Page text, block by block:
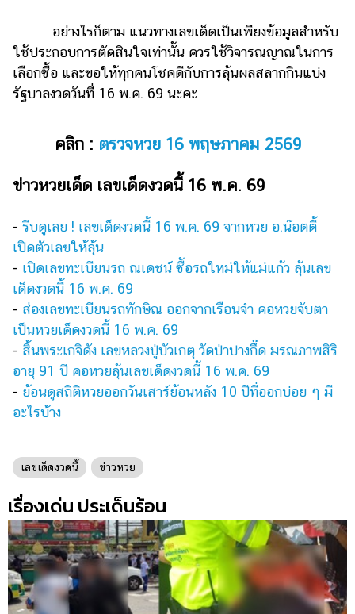
ถือ
ราคา
ทอง
น้ำมัน
วา
ตี้
แต่งงาน
แม่
และ
เด็ก
สัตว์
เลี้ยง
Infographic
บริการ
กระปุก
คอร์ส
ออนไลน์
เรียน
เลข
อย่างไรก็ตาม แนวทางเลขเด็ดเป็นเพียงข้อมูลสำหรับ
ใช้ประกอบการตัดสินใจเท่านั้น ควรใช้วิจารณญาณในการ
เลือกซื้อ และขอให้ทุกคนโชคดีกับการลุ้นผลสลากกินแบ่ง
รัฐบาลงวดวันที่ 16 พ.ค. 69 นะคะ
คลิก : ตรวจหวย 16 พฤษภาคม 2569
ข่าวหวยเด็ด เลขเด็ดงวดนี้ 16 พ.ค. 69
- รีบดูเลย ! เลขเด็ดงวดนี้ 16 พ.ค. 69 จากหวย อ.น๊อตตี้
เปิดตัวเลขให้ลุ้น
- เปิดเลขทะเบียนรถ ณเดชน์ ซื้อรถใหม่ให้แม่แก้ว ลุ้นเลข
เด็ดงวดนี้ 16 พ.ค. 69
- ส่องเลขทะเบียนรถทักษิณ ออกจากเรือนจำ คอหวยจับตา
เป็นหวยเด็ดงวดนี้ 16 พ.ค. 69
- สิ้นพระเกจิดัง เลขหลวงปู่บัวเกตุ วัดป่าปางกึ๊ด มรณภาพสิริ
อายุ 91 ปี คอหวยลุ้นเลขเด็ดงวดนี้ 16 พ.ค. 69
- ย้อนดูสถิติหวยออกวันเสาร์ย้อนหลัง 10 ปีที่ออกบ่อย ๆ มี
อะไรบ้าง
เลขเด็ดงวดนี้ ข่าวหวย
เรื่องเด่น ประเด็นร้อน